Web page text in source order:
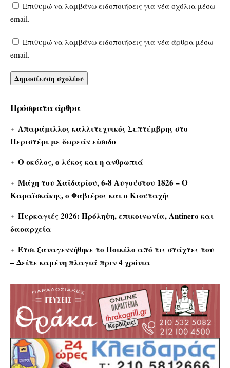
Επιθυμώ να λαμβάνω ειδοποιήσεις για νέα σχόλια μέσω
email.
Επιθυμώ να λαμβάνω ειδοποιήσεις για νέα άρθρα μέσω
email.
Πρόσφατα άρθρα
Απαράμιλλος καλλιτεχνικός Σεπτέμβρης στο
Περιστέρι με δωρεάν είσοδο
Ο σκύλος, ο λύκος και η ανθρωπιά
Μάχη του Χαϊδαρίου, 6-8 Αυγούστου 1826 – Ο
Καραϊσκάκης, ο Φαβιέρος και ο Κιουταχής
Πυρκαγιές 2026: Πρόληψη, επικοινωνία, Antinero και
δασαρχεία
Έτσι ξαναγεννήθηκε το Ποικίλο από τις στάχτες του
– Δείτε καμένη πλαγιά πριν 4 χρόνια